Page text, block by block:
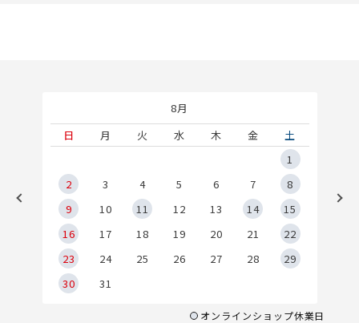
8月
日
月 火 水 木 金
土
1
2
3 4 5 6 7
8
9
10 11 12 13 14
15
16
17 18 19 20 21
22
23
24 25 26 27 28
29
30
31
オンラインショップ休業日